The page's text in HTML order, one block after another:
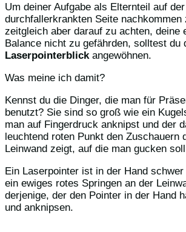
Um deiner Aufgabe als Elternteil auf
durchfallerkrankten Seite nachkommen
zeitgleich aber darauf zu achten, deine
Balance nicht zu gefährden, solltest du
Laserpointerblick angewöhnen.
Was meine ich damit?
Kennst du die Dinger, die man für
benutzt? Sie sind so groß wie ein
man auf Fingerdruck anknipst und der
leuchtend roten Punkt den Zuschauern
Leinwand zeigt, auf die man gucken
Ein Laserpointer ist in der Hand
ein ewiges rotes Springen an der
derjenige, der den Pointer in der Hand
und anknipsen.